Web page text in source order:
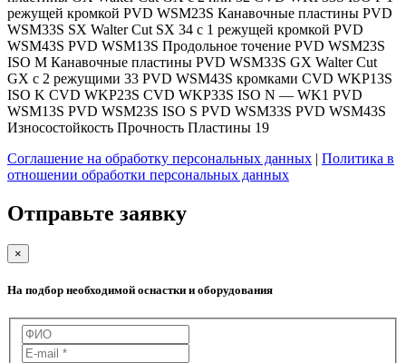
режущей кромкой PVD WSM23S Канавочные пластины PVD
WSM33S SX Walter Cut SX 34 с 1 режущей кромкой PVD
WSM43S PVD WSM13S Продольное точение PVD WSM23S
ISO M Канавочные пластины PVD WSM33S GX Walter Cut
GX с 2 режущими 33 PVD WSM43S ­кромками CVD WKP13S
ISO K CVD WKP23S CVD WKP33S ISO N — WK1 PVD
WSM13S PVD WSM23S ISO S PVD WSM33S PVD WSM43S
Износостойкость Прочность Пластины 19
Соглашение на обработку персональных данных | Политика в
отношении обработки персональных данных
Отправьте заявку
×
На подбор необходимой оснастки и оборудования